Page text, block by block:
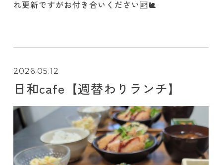
れ更新ですがお付き合いください🆙🐌
2026.05.12
日和cafe【週替わりランチ】